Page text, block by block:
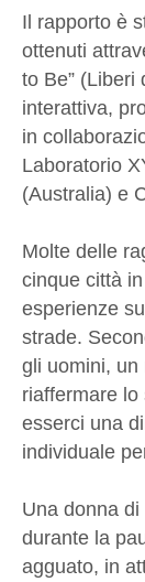
Il rapporto è
ottenuti
to Be” (Liberi
interattiva,
in
Laboratorio
(Australia) e
Molte delle
cinque città
esperienze
strade.
gli uomini, un
riaffermare
esserci una
individuale
Una donna di
durante la
agguato, in